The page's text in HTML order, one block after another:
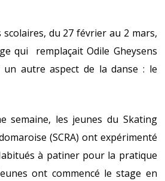
scolaires, du 27 février au 2 mars,
qui remplaçait Odile Gheysens
autre aspect de la danse : le
semaine, les jeunes du Skating
(SCRA) ont expérimenté
à patiner pour la pratique
ont commencé le stage en